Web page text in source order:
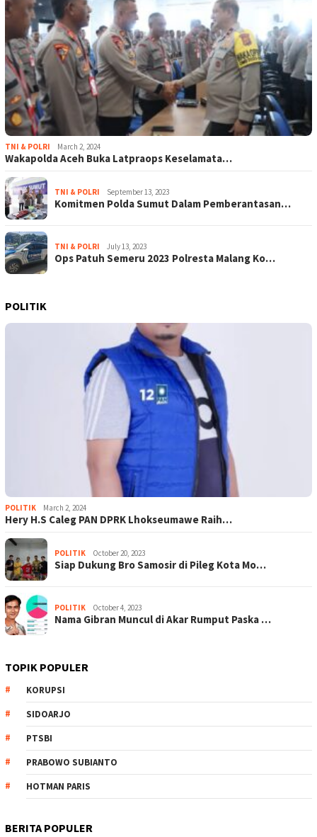
TNI & POLRI March 2, 2024
Wakapolda Aceh Buka Latpraops Keselamata…
TNI & POLRI September 13, 2023
Komitmen Polda Sumut Dalam Pemberantasan…
TNI & POLRI July 13, 2023
Ops Patuh Semeru 2023 Polresta Malang Ko…
POLITIK
POLITIK March 2, 2024
Hery H.S Caleg PAN DPRK Lhokseumawe Raih…
POLITIK October 20, 2023
Siap Dukung Bro Samosir di Pileg Kota Mo…
POLITIK October 4, 2023
Nama Gibran Muncul di Akar Rumput Paska …
TOPIK POPULER
KORUPSI
SIDOARJO
PTSBI
PRABOWO SUBIANTO
HOTMAN PARIS
BERITA POPULER